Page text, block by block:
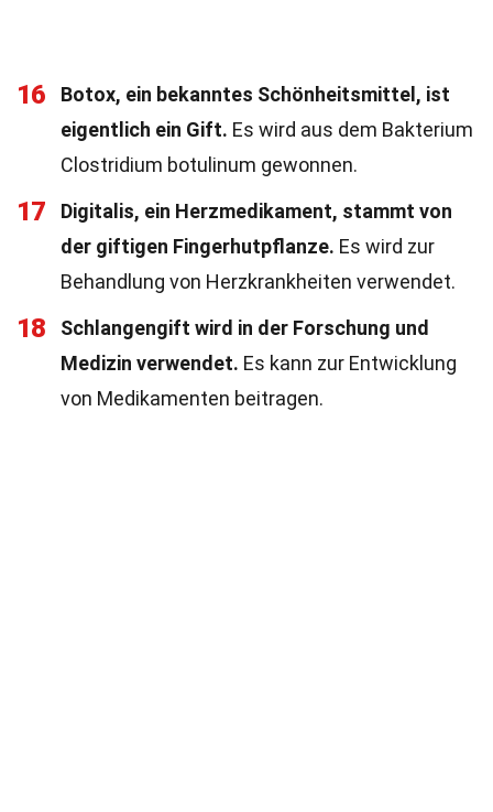
16
Botox, ein bekanntes Schönheitsmittel, ist
eigentlich ein Gift. Es wird aus dem Bakterium
Clostridium botulinum gewonnen.
17
Digitalis, ein Herzmedikament, stammt von
der giftigen Fingerhutpflanze. Es wird zur
Behandlung von Herzkrankheiten verwendet.
18
Schlangengift wird in der Forschung und
Medizin verwendet. Es kann zur Entwicklung
von Medikamenten beitragen.